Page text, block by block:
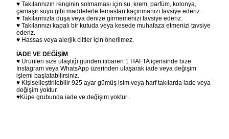
♥ Takılarınızın renginin solmaması için su, krem, parfüm, kolonya,
çamaşır suyu gibi maddelerle temastan kaçınmanızı tavsiye ederiz.
♥ Takılarınızla duşa veya denize girmemenizi tavsiye ederiz.
♥ Takılarınızı kapalı bir kutuda veya kesede muhafaza etmenizi tavsiye
ederiz.
♥ Hassas veya alerjik ciltler için önerilmez.
İADE VE DEĞİŞİM
♥ Ürünleri size ulaştığı günden itibaren 1 HAFTA içerisinde bize
Instagram veya WhatsApp üzerinden ulaşarak iade veya değişim
işlemi başlatabilirsiniz.
♥ Kişiselleştirilebilir 925 ayar gümüş isim veya harf takılarda iade veya
değişim yoktur.
♥Küpe grubunda iade ve değişim yoktur .